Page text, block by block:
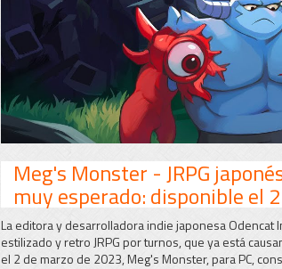
Meg's Monster - JRPG
muy esperado: disponible el
La editora y desarrolladora indie japonesa Odencat
estilizado y retro JRPG por turnos, que ya está
el 2 de marzo de 2023, Meg's Monster, para PC,